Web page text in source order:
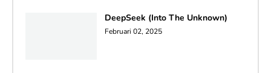
DeepSeek (Into The Unknown)
Februari 02, 2025